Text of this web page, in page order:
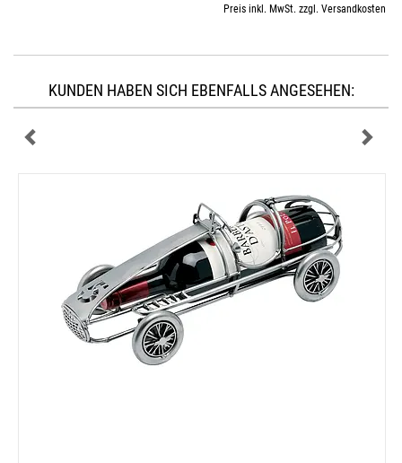
Preis inkl. MwSt. zzgl. Versandkosten
KUNDEN HABEN SICH EBENFALLS ANGESEHEN: